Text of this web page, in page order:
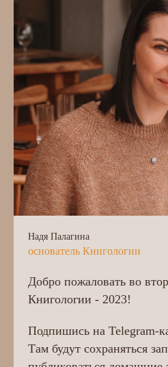
Надя Палагина
основатель Книгологии
Добро пожаловать во
Книгологии - 2023!
Подпишись на Telegram-
Там будут сохраняться